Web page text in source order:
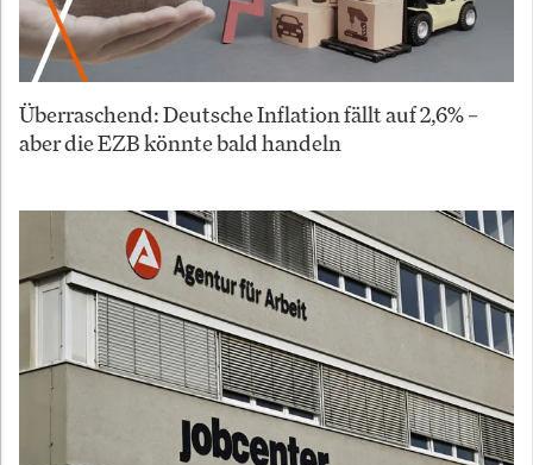
Überraschend: Deutsche Inflation fällt auf 2,6% –
aber die EZB könnte bald handeln